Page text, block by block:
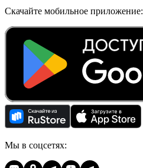
Скачайте мобильное приложение:
Мы в соцсетях: